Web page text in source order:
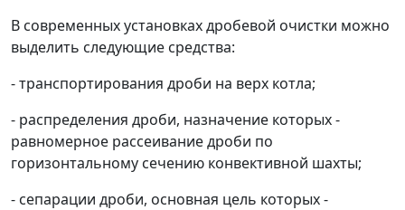
В современных установках дробевой очистки можно
выделить следующие средства:
- транспортирования дроби на верх котла;
- распределения дроби, назначение которых -
равномерное рассеивание дроби по
горизонтальному сечению конвективной шахты;
- сепарации дроби, основная цель которых -